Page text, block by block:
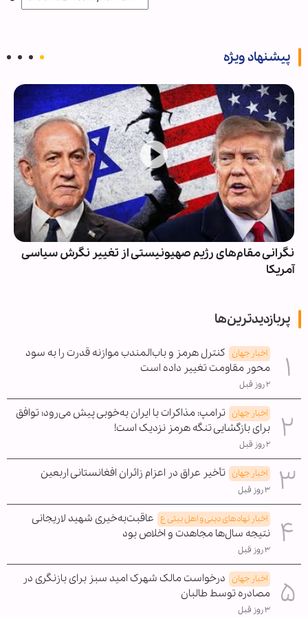
پیشنهاد ویژه
نگرانی مقام‌های رژیم صهیونیستی از تغییر نگرش سیاسی
آمریکا
پربازدیدترین‌ها
اخبار جهان کنترل هرمز و باب‌المندب موازنه قدرت را به سود
محور مقاومت تغییر داده است
۲ روز قبل
اخبار جهان ترامپ: مذاکرات با ایران به‌خوبی پیش می‌رود؛ توافق
برای بازگشایی تنگه هرمز نزدیک است!
۲ روز قبل
اخبار جهان تأخیر عراق در اعزام زائران افغانستانی اربعین
۳ روز قبل
اخبار نهادهای دینی و اهل بیتی ع عاقبت‌به‌خیری شهید لاریجانی
نتیجه سال‌ها مجاهدت و اخلاص بود
۳ روز قبل
اخبار جهان درخواست مالک شهرک امید سبز برای بازنگری در
مصادره توسط طالبان
۳ روز قبل